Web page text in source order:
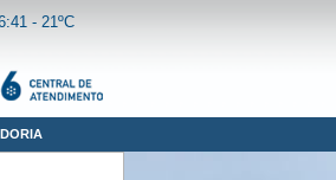
-21ºC